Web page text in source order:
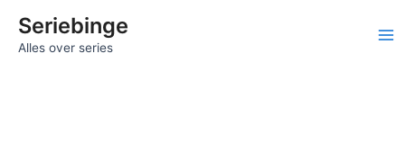
naarSeriebinge
Alles over series